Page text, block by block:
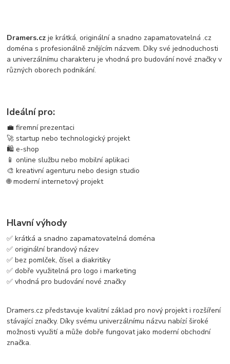
Dramers.cz je krátká, originální a snadno zapamatovatelná .cz
doména s profesionálně znějícím názvem. Díky své jednoduchosti
a univerzálnímu charakteru je vhodná pro budování nové značky v
různých oborech podnikání.
Ideální pro:
💼 firemní prezentaci
🚀 startup nebo technologický projekt
🛍️ e-shop
📱 online službu nebo mobilní aplikaci
🎨 kreativní agenturu nebo design studio
🌐 moderní internetový projekt
Hlavní výhody
✅ krátká a snadno zapamatovatelná doména
✅ originální brandový název
✅ bez pomlček, čísel a diakritiky
✅ dobře využitelná pro logo i marketing
✅ vhodná pro budování nové značky
Dramers.cz představuje kvalitní základ pro nový projekt i rozšíření
stávající značky. Díky svému univerzálnímu názvu nabízí široké
možnosti využití a může dobře fungovat jako moderní obchodní
značka.